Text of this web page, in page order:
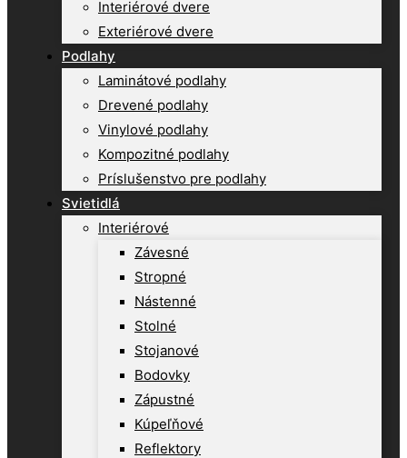
Interiérové dvere
Exteriérové dvere
Podlahy
Laminátové podlahy
Drevené podlahy
Vinylové podlahy
Kompozitné podlahy
Príslušenstvo pre podlahy
Svietidlá
Interiérové
Závesné
Stropné
Nástenné
Stolné
Stojanové
Bodovky
Zápustné
Kúpeľňové
Reflektory